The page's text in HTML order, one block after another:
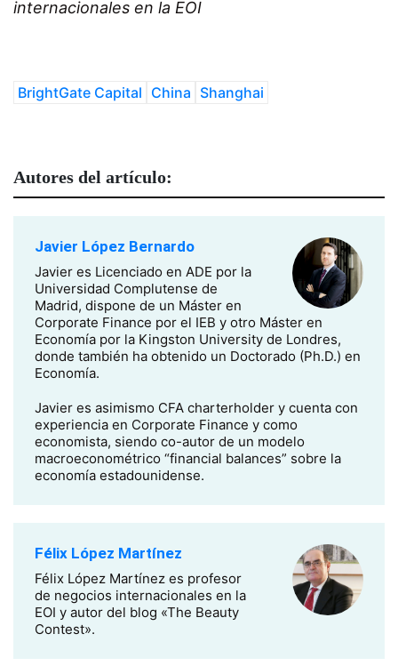
internacionales en la EOI
BrightGate Capital China Shanghai
Autores del artículo:
Javier López Bernardo
Javier es Licenciado en ADE por la
Universidad Complutense de
Madrid, dispone de un Máster en
Corporate Finance por el IEB y otro Máster en
Economía por la Kingston University de Londres,
donde también ha obtenido un Doctorado (Ph.D.) en
Economía.
Javier es asimismo CFA charterholder y cuenta con
experiencia en Corporate Finance y como
economista, siendo co-autor de un modelo
macroeconométrico “financial balances” sobre la
economía estadounidense.
Félix López Martínez
Félix López Martínez es profesor
de negocios internacionales en la
EOI y autor del blog «The Beauty
Contest».